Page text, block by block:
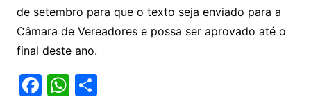
de setembro para que o texto seja enviado para a
Câmara de Vereadores e possa ser aprovado até o
final deste ano.
F W S